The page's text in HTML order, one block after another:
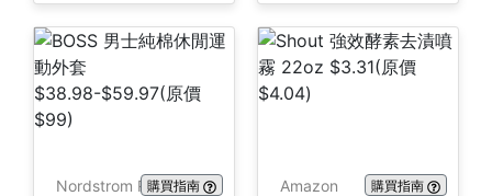
Nordstrom Rack購買指南 Amazon 購買指南